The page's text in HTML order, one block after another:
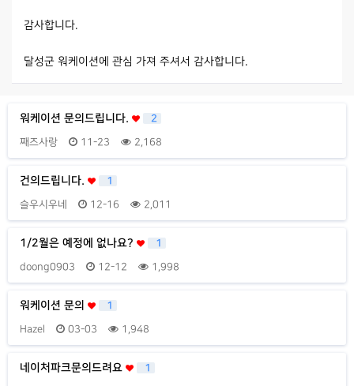
감사합니다.
달성군 워케이션에 관심 가져 주셔서 감사합니다.
워케이션 문의드립니다. 2
째즈사랑 11-23 2,168
건의드립니다. 1
슬우시우네 12-16 2,011
1/2월은 예정에 없나요? 1
doong0903 12-12 1,998
워케이션 문의 1
Hazel 03-03 1,948
네이처파크문의드려요 1